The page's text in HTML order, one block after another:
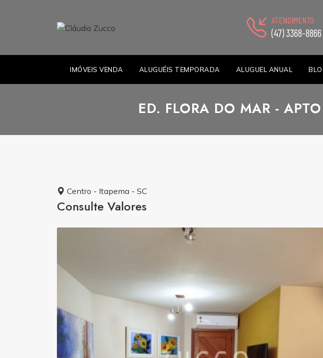
ATENDIMENTO
(47) 3368-8866
IMÓVEIS VENDA ALUGUÉIS TEMPORADA ALUGUEL ANUAL
ED. FLORA DO MAR -
Centro - Itapema - SC
Consulte Valores